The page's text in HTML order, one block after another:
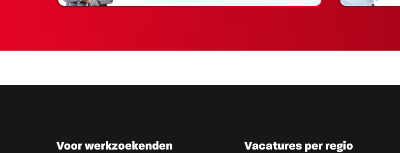
Voor werkzoekenden
Vacatures per regio